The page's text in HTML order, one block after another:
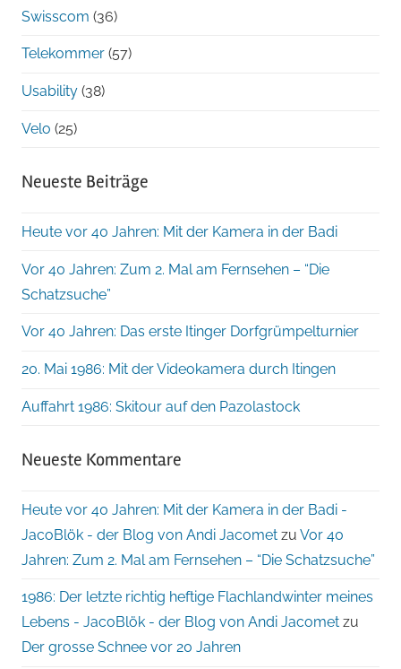
Swisscom (36)
Telekommer (57)
Usability (38)
Velo (25)
Neueste Beiträge
Heute vor 40 Jahren: Mit der Kamera in der Badi
Vor 40 Jahren: Zum 2. Mal am Fernsehen – “Die
Schatzsuche”
Vor 40 Jahren: Das erste Itinger Dorfgrümpelturnier
20. Mai 1986: Mit der Videokamera durch Itingen
Auffahrt 1986: Skitour auf den Pazolastock
Neueste Kommentare
Heute vor 40 Jahren: Mit der Kamera in der Badi -
JacoBlök - der Blog von Andi Jacomet zu Vor 40
Jahren: Zum 2. Mal am Fernsehen – “Die Schatzsuche”
1986: Der letzte richtig heftige Flachlandwinter meines
Lebens - JacoBlök - der Blog von Andi Jacomet zu
Der grosse Schnee vor 20 Jahren